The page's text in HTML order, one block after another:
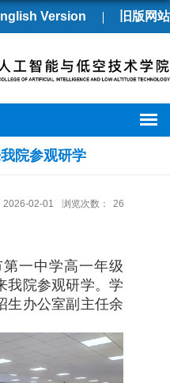
Version 旧版网站
院参观研学
2026-02-01 浏览次数： 26
一中学高一年级
我院参观研学。学
生办公室副主任余